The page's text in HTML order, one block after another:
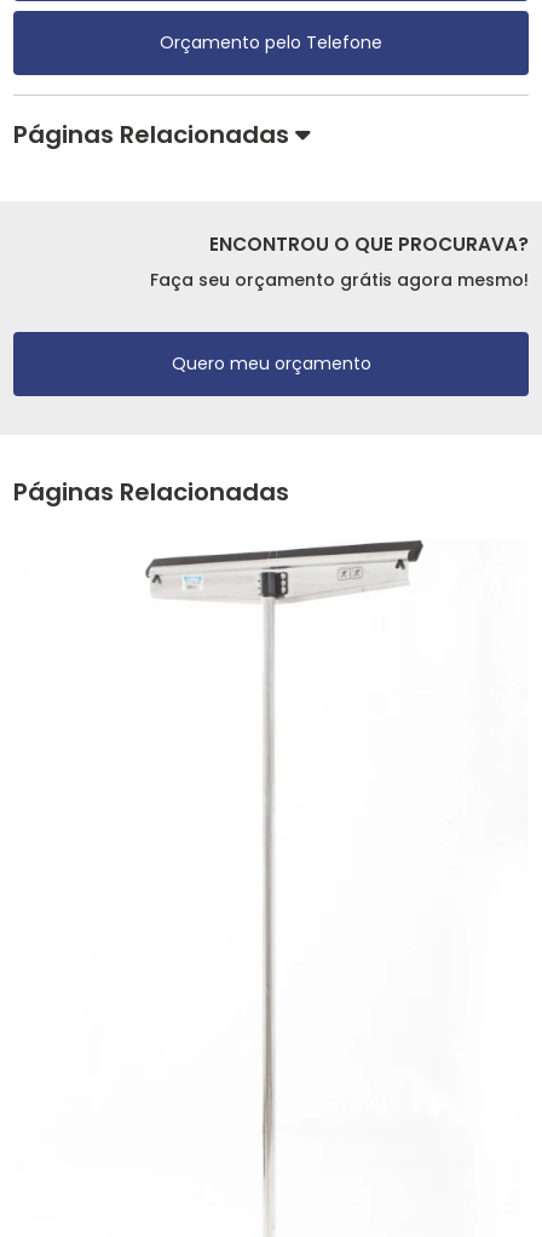
Orçamento pelo Telefone
Páginas Relacionadas
ENCONTROU O QUE PROCURAVA?
Faça seu orçamento grátis agora mesmo!
Quero meu orçamento
Páginas Relacionadas